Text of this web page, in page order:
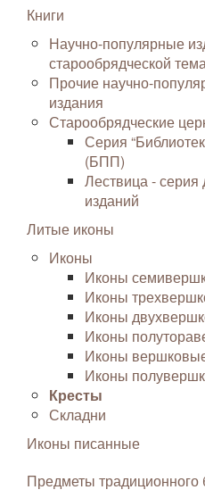
Книги
Научно-популярные
старообрядческой
Прочие научно-
издания
Старообрядческие
Серия
(БПП)
Лествица - серия
изданий
Литые иконы
Иконы
Иконы
Иконы
Иконы
Иконы
Иконы
Иконы
Кресты
Складни
Иконы писанные
Предметы традиционного